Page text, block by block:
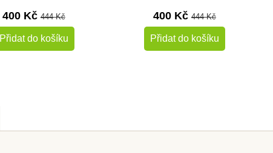
400 Kč444 Kč
Přidat do košíku
400 Kč 444 Kč
Přidat do košíku